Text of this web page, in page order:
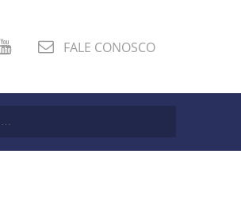
FALE CONOSCO